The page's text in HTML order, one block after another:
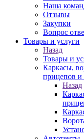
Наша
Отзывы
Закупки
Вопрос
Товары и услуги
Назад
Товары и
Каркасы,
прицепов и
Назад